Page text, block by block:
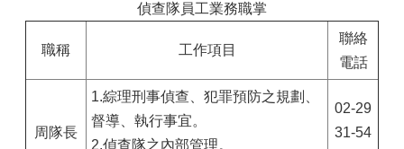
職稱 工作項目
聯絡
電話
偵查隊員工業務職掌
周隊長
1.綜理刑事偵查、犯罪預防之規劃、
督導、執行事宜。
2.偵查隊之內部管理。
02-29
31-54